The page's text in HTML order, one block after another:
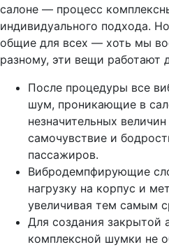
салоне — процесс
индивидуального подхода.
общие для всех — хоть мы
разному, эти вещи работают
После процедуры все
шум, проникающие в
незначительных
самочувствие и
пассажиров.
Вибродемпфирующие
нагрузку на корпус и
увеличивая тем самым
Для создания закрытой
комплексной шумки не